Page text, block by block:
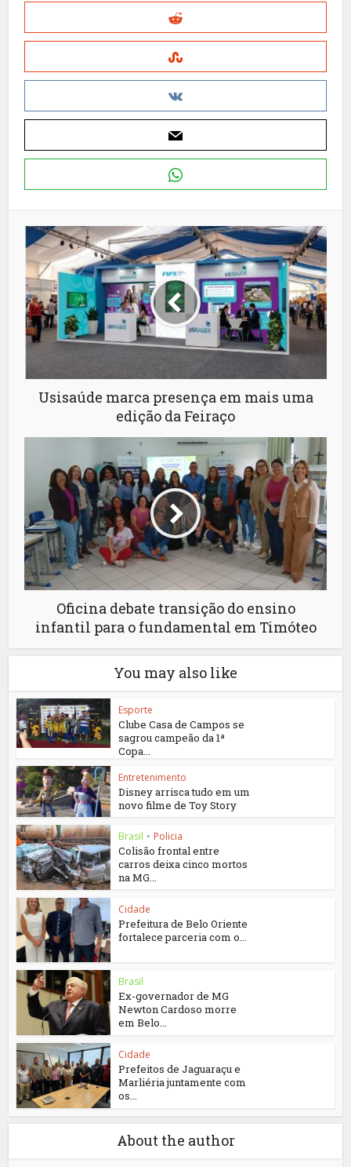
Usisaúde marca presença em mais uma
edição da Feiraço
Oficina debate transição do ensino
infantil para o fundamental em Timóteo
You may also like
Esporte
Clube Casa de Campos se
sagrou campeão da 1ª
Copa...
Entretenimento
Disney arrisca tudo em um
novo filme de Toy Story
Brasil • Policia
Colisão frontal entre
carros deixa cinco mortos
na MG...
Cidade
Prefeitura de Belo Oriente
fortalece parceria com o...
Brasil
Ex-governador de MG
Newton Cardoso morre
em Belo...
Cidade
Prefeitos de Jaguaraçu e
Marliéria juntamente com
os...
About the author